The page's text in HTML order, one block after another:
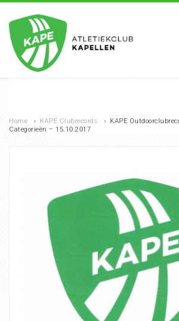
Home › KAPE Clubrecords › KAPE
Categorieën – 15.10.2017